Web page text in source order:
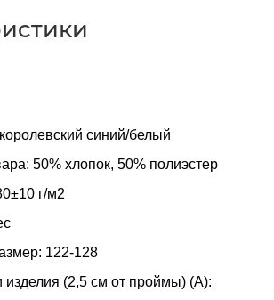
синий/белый
50% хлопок, 50% полиэстер
г/м2
122-128
изделия (2,5 см от проймы) (A):